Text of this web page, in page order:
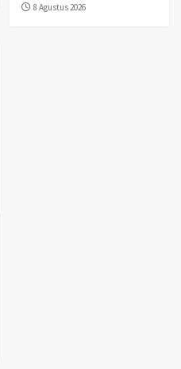
8 Agustus 2026